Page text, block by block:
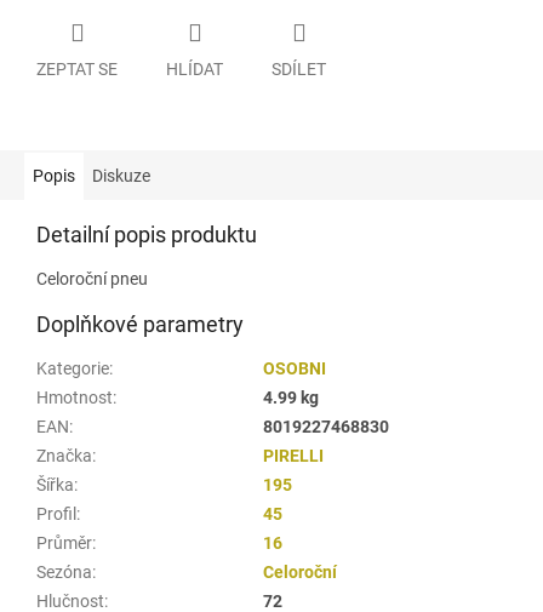
ZEPTAT SE HLÍDAT SDÍLET
Popis Diskuze
Detailní popis produktu
Celoroční pneu
Doplňkové parametry
Kategorie:
OSOBNI
Hmotnost:
4.99 kg
EAN:
8019227468830
Značka:
PIRELLI
Šířka:
195
Profil :
45
Průměr:
16
Sezóna:
Celoroční
Hlučnost:
72